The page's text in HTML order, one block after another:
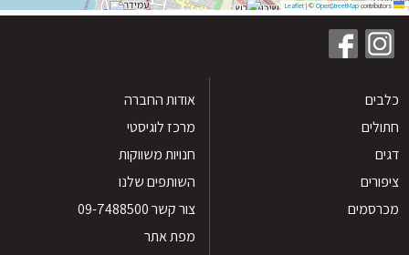
|©OpenStreetMap
אודות החברה
מרכז לוגיסטי
חנויות משווקות
השותפים שלנו
צור קשר 09-7488500
מפת אתר